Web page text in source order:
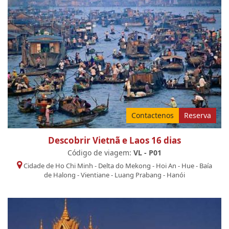
Contactenos Reserva
Descobrir Vietnã e Laos 16 dias
Código de viagem: VL - P01
Cidade de Ho Chi Minh - Delta do Mekong - Hoi An - Hue- Baía
de Halong -Vientiane- Luang Prabang - Hanói